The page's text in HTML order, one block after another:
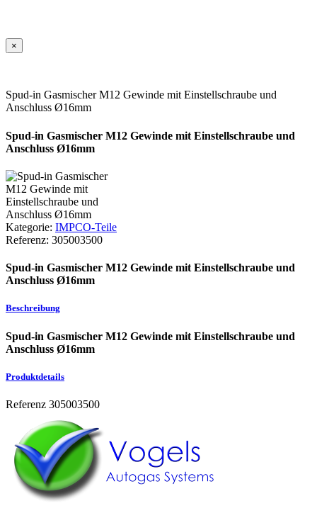
×
Spud-in Gasmischer M12 Gewinde mit Einstellschraube und
Anschluss Ø16mm
Spud-in Gasmischer M12 Gewinde mit Einstellschraube und
Anschluss Ø16mm
Kategorie: IMPCO-Teile
Referenz: 305003500
Spud-in Gasmischer M12 Gewinde mit Einstellschraube und
Anschluss Ø16mm
Beschreibung
Spud-in Gasmischer M12 Gewinde mit Einstellschraube und
Anschluss Ø16mm
Produktdetails
Referenz 305003500